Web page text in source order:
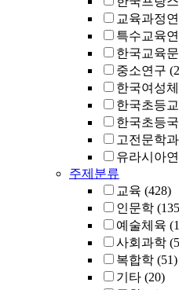
교육과정
특수교육
한국교육
중소연구
한국여성
한국초등
한국초등
고전문학
유라시아
주제분류
교육 (428)
인문학
예술체육
사회과학
복합학 (51)
기타 (20)